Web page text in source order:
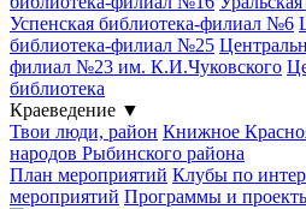
Успенская библиотека-филиал №6
библиотека-филиал №25
филиал №23 им. К.И.Чуковского
библиотека
Краеведение ▼
Твои люди, район Книжное
народов Рыбинского района
План мероприятий Клубы по
мероприятий Программы и